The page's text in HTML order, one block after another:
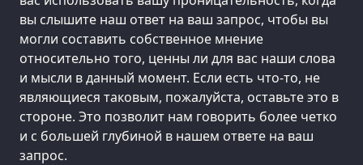
вы слышите наш ответ на ваш запрос, чтобы вы
могли составить собственное мнение
относительно того, ценны ли для вас наши слова
и мысли в данный момент. Если есть что-то, не
являющиеся таковым, пожалуйста, оставьте это в
стороне. Это позволит нам говорить более четко
и с большей глубиной в нашем ответе на ваш
запрос.